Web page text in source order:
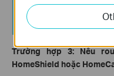
Trường hợp 3: Nếu
HomeShield hoặc